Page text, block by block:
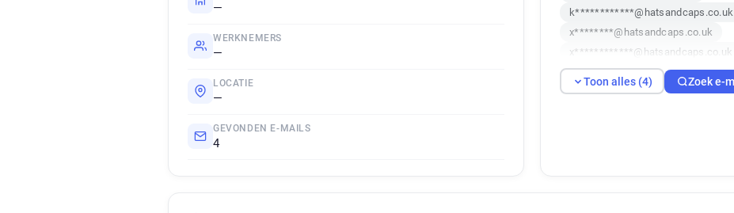
—
WERKNEMERS
—
LOCATIE
—
GEVONDEN E-MAILS
4
k************@hatsandcaps.co.uk
x********@hatsandcaps.co.uk
x************@hatsandcaps.co.uk
Toon alles (4) Zoek e-